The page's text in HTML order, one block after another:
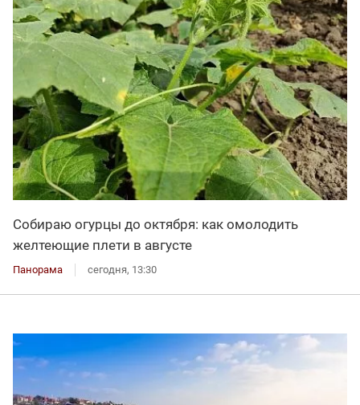
Собираю огурцы до октября: как омолодить
желтеющие плети в августе
Панорама сегодня, 13:30